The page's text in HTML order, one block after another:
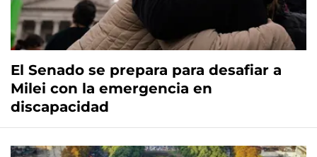
El Senado se prepara para desafiar a
Milei con la emergencia en
discapacidad